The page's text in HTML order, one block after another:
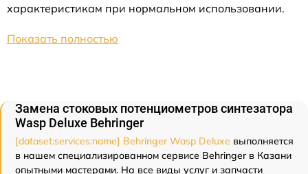
характеристикам при нормальном использовании.
Показать полностью
Замена стоковых потенциометров синтезатора
Wasp Deluxe Behringer
[dataset:services:name] Behringer Wasp Deluxe выполняется
в нашем специализированном сервисе Behringer в Казани
опытными мастерами. На все виды услуг и запчасти